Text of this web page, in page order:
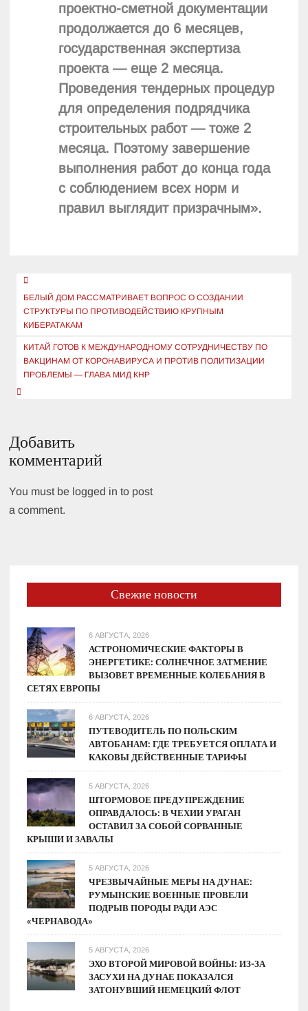
проектно-сметной документации
продолжается до 6 месяцев,
государственная экспертиза
проекта — еще 2 месяца.
Проведения тендерных процедур
для определения подрядчика
строительных работ — тоже 2
месяца. Поэтому завершение
выполнения работ до конца года
с соблюдением всех норм и
правил выглядит призрачным».
Навигация
по
записям
БЕЛЫЙ ДОМ РАССМАТРИВАЕТ ВОПРОС О СОЗДАНИИ
СТРУКТУРЫ ПО ПРОТИВОДЕЙСТВИЮ КРУПНЫМ
КИБЕРАТАКАМ
КИТАЙ ГОТОВ К МЕЖДУНАРОДНОМУ СОТРУДНИЧЕСТВУ ПО
ВАКЦИНАМ ОТ КОРОНАВИРУСА И ПРОТИВ ПОЛИТИЗАЦИИ
ПРОБЛЕМЫ — ГЛАВА МИД КНР
Добавить
комментарий
You must be logged in to post
a comment.
Свежие новости
6 АВГУСТА, 2026
АСТРОНОМИЧЕСКИЕ ФАКТОРЫ В
ЭНЕРГЕТИКЕ: СОЛНЕЧНОЕ ЗАТМЕНИЕ
ВЫЗОВЕТ ВРЕМЕННЫЕ КОЛЕБАНИЯ В
СЕТЯХ ЕВРОПЫ
6 АВГУСТА, 2026
ПУТЕВОДИТЕЛЬ ПО ПОЛЬСКИМ
АВТОБАНАМ: ГДЕ ТРЕБУЕТСЯ ОПЛАТА И
КАКОВЫ ДЕЙСТВЕННЫЕ ТАРИФЫ
5 АВГУСТА, 2026
ШТОРМОВОЕ ПРЕДУПРЕЖДЕНИЕ
ОПРАВДАЛОСЬ: В ЧЕХИИ УРАГАН
ОСТАВИЛ ЗА СОБОЙ СОРВАННЫЕ
КРЫШИ И ЗАВАЛЫ
5 АВГУСТА, 2026
ЧРЕЗВЫЧАЙНЫЕ МЕРЫ НА ДУНАЕ:
РУМЫНСКИЕ ВОЕННЫЕ ПРОВЕЛИ
ПОДРЫВ ПОРОДЫ РАДИ АЭС
«ЧЕРНАВОДА»
5 АВГУСТА, 2026
ЭХО ВТОРОЙ МИРОВОЙ ВОЙНЫ: ИЗ-ЗА
ЗАСУХИ НА ДУНАЕ ПОКАЗАЛСЯ
ЗАТОНУВШИЙ НЕМЕЦКИЙ ФЛОТ